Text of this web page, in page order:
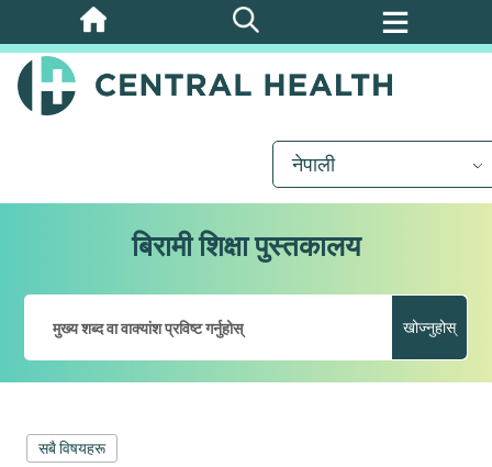
मुख्य
सामग्रीमा
जानुहोस्
नेपाली
बिरामी शिक्षा पुस्तकालय
खोज्नुहोस्
सबै विषयहरू